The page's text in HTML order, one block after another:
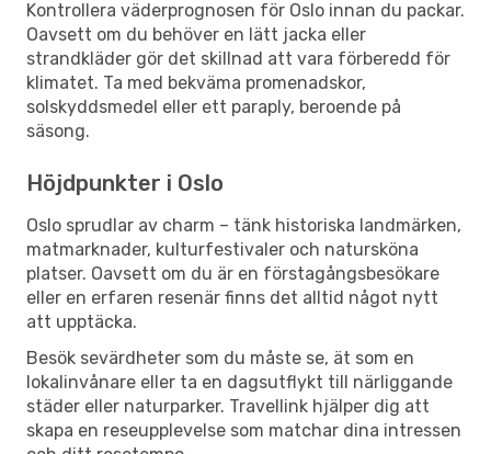
Kontrollera väderprognosen för Oslo innan du packar.
Oavsett om du behöver en lätt jacka eller
strandkläder gör det skillnad att vara förberedd för
klimatet. Ta med bekväma promenadskor,
solskyddsmedel eller ett paraply, beroende på
säsong.
Höjdpunkter i Oslo
Oslo sprudlar av charm – tänk historiska landmärken,
matmarknader, kulturfestivaler och natursköna
platser. Oavsett om du är en förstagångsbesökare
eller en erfaren resenär finns det alltid något nytt
att upptäcka.
Besök sevärdheter som du måste se, ät som en
lokalinvånare eller ta en dagsutflykt till närliggande
städer eller naturparker. Travellink hjälper dig att
skapa en reseupplevelse som matchar dina intressen